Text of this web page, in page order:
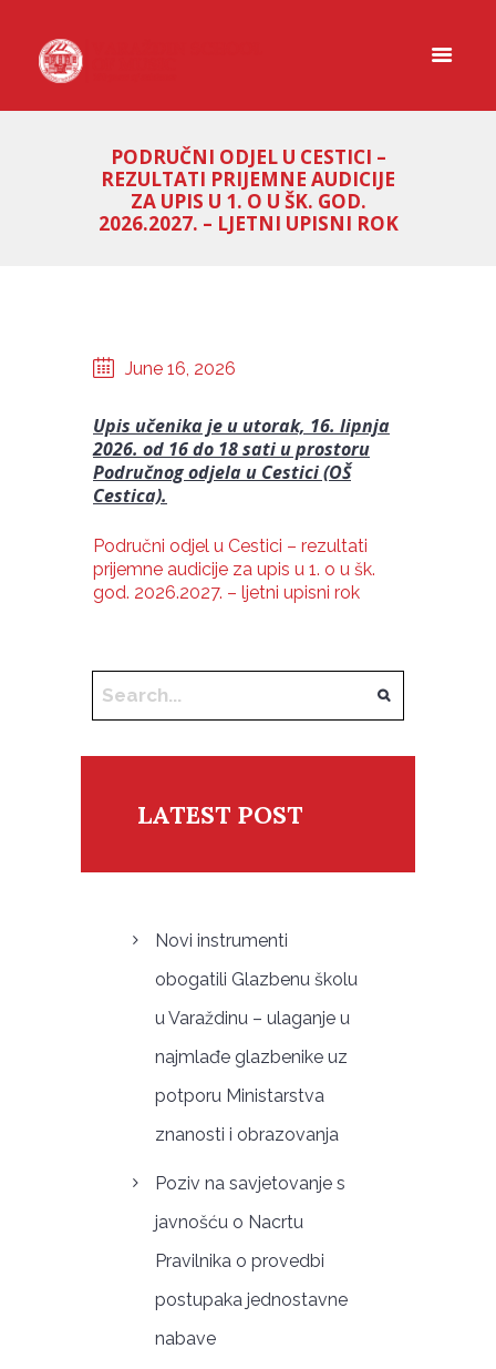
PODRUČNI ODJEL U CESTICI –
REZULTATI PRIJEMNE AUDICIJE
ZA UPIS U 1. O U ŠK. GOD.
2026.2027. – LJETNI UPISNI ROK
June 16, 2026
Upis učenika je u utorak, 16. lipnja
2026. od 16 do 18 sati u prostoru
Područnog odjela u Cestici (OŠ
Cestica).
Područni odjel u Cestici – rezultati
prijemne audicije za upis u 1. o u šk.
god. 2026.2027. – ljetni upisni rok
LATEST POST
Novi instrumenti
obogatili Glazbenu školu
u Varaždinu – ulaganje u
najmlađe glazbenike uz
potporu Ministarstva
znanosti i obrazovanja
Poziv na savjetovanje s
javnošću o Nacrtu
Pravilnika o provedbi
postupaka jednostavne
nabave